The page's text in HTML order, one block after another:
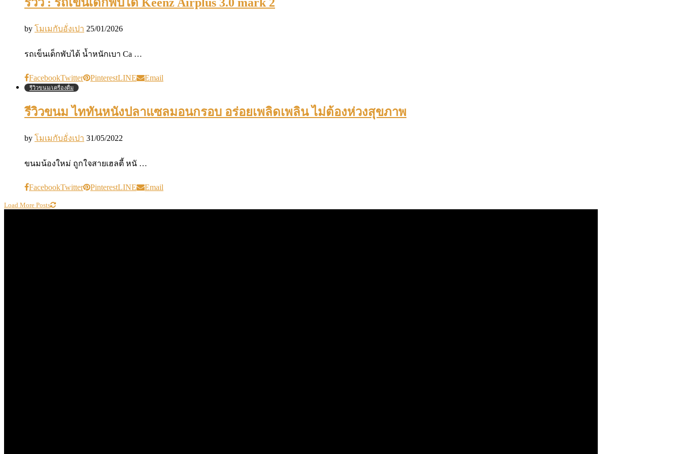
รีวิว : รถเข็นเด็กพับได้ Keenz Airplus 3.0 mark 2
by โมเมกับอั่งเปา 25/01/2026
รถเข็นเด็กพับได้ น้ำหนักเบา Ca …
FacebookTwitter PinterestLINE Email
รีวิวขนม/เครื่องดื่ม
รีวิวขนม ไททันหนังปลาแซลมอนกรอบ อร่อยเพลิดเพลิน ไม่ต้องห่วงสุขภาพ
by โมเมกับอั่งเปา 31/05/2022
ขนมน้องใหม่ ถูกใจสายเฮลตี้ หนั …
FacebookTwitter PinterestLINE Email
Load More Posts